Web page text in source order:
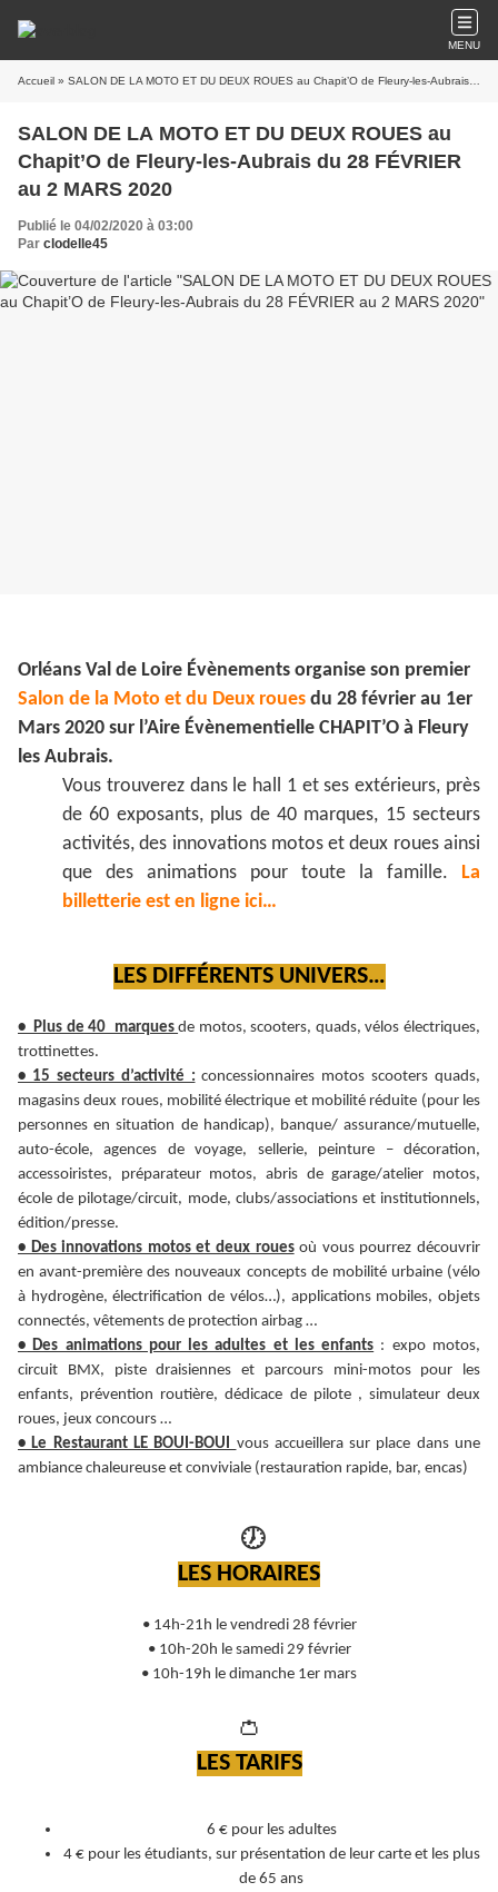
MENU
Accueil » SALON DE LA MOTO ET DU DEUX ROUES au Chapit’O de Fleury-les-Aubrais du 28 FÉVRIER au 2 MARS 2020
SALON DE LA MOTO ET DU DEUX ROUES au
Chapit’O de Fleury-les-Aubrais du 28 FÉVRIER
au 2 MARS 2020
Publié le 04/02/2020 à 03:00
Par clodelle45
Orléans Val de Loire Évènements organise son premier
Salon de la Moto et du Deux roues du 28 février au 1er
Mars 2020 sur l’Aire Évènementielle CHAPIT’O à Fleury
les Aubrais.
Vous trouverez dans le hall 1 et ses extérieurs, près
de 60 exposants, plus de 40 marques, 15 secteurs
activités, des innovations motos et deux roues ainsi
que des animations pour toute la famille. La
billetterie est en ligne ici…
LES DIFFÉRENTS UNIVERS…
• Plus de 40 marquesde motos, scooters, quads, vélos électriques,
trottinettes.
• 15 secteurs d’activité : concessionnaires motos scooters quads,
magasins deux roues, mobilité électrique et mobilité réduite (pour les
personnes en situation de handicap), banque/ assurance/mutuelle,
auto-école, agences de voyage, sellerie, peinture – décoration,
accessoiristes, préparateur motos, abris de garage/atelier motos,
école de pilotage/circuit, mode, clubs/associations et institutionnels,
édition/presse.
• Des innovations motos et deux rouesoù vous pourrez découvrir
en avant-première des nouveaux concepts de mobilité urbaine (vélo
à hydrogène, électrification de vélos…), applications mobiles, objets
connectés, vêtements de protection airbag …
• Des animations pour les adultes et les enfants : expo motos,
circuit BMX, piste draisiennes et parcours mini-motos pour les
enfants, prévention routière, dédicace de pilote , simulateur deux
roues, jeux concours …
• Le Restaurant LE BOUI-BOUI vous accueillera sur place dans une
ambiance chaleureuse et conviviale (restauration rapide, bar, encas)
🕖
LES HORAIRES
• 14h-21h le vendredi 28 février
• 10h-20h le samedi 29 février
• 10h-19h le dimanche 1er mars
👛
LES TARIFS
6 € pour les adultes
4 € pour les étudiants, sur présentation de leur carte et les plus
de 65 ans